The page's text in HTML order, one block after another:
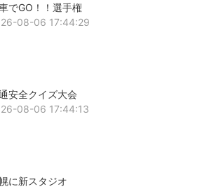
でGO！！選手権
08-06 17:44:29
安全クイズ大会
08-06 17:44:13
に新スタジオ